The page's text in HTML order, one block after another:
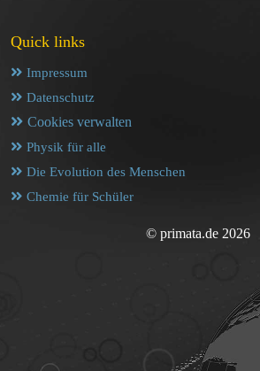
Quick links
Impressum
Datenschutz
Cookies verwalten
Physik für alle
Die Evolution des Menschen
Chemie für Schüler
© primata.de 2026